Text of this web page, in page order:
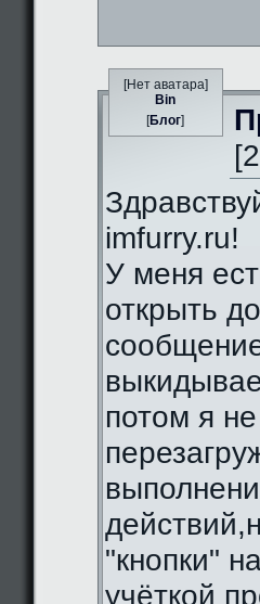
[Нет аватара]
Bin
[Блог]
imfurry.ru!
У меня
открыть
потом я
"кнопки"
учёткой